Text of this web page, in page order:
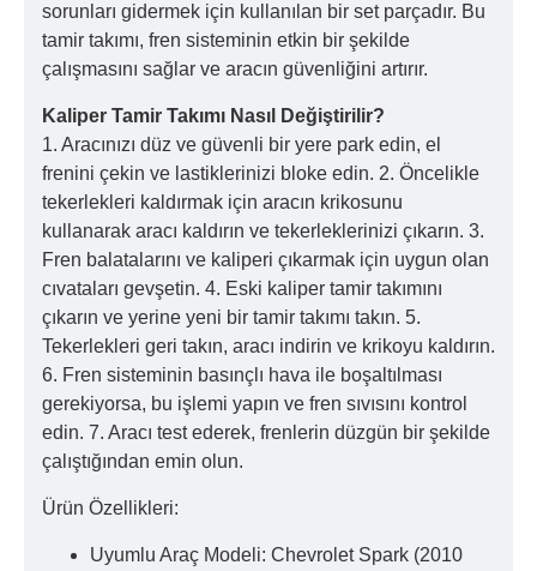
sorunları gidermek için kullanılan bir set parçadır. Bu
tamir takımı, fren sisteminin etkin bir şekilde
çalışmasını sağlar ve aracın güvenliğini artırır.
Kaliper Tamir Takımı Nasıl Değiştirilir?
1. Aracınızı düz ve güvenli bir yere park edin, el
frenini çekin ve lastiklerinizi bloke edin. 2. Öncelikle
tekerlekleri kaldırmak için aracın krikosunu
kullanarak aracı kaldırın ve tekerleklerinizi çıkarın. 3.
Fren balatalarını ve kaliperi çıkarmak için uygun olan
cıvataları gevşetin. 4. Eski kaliper tamir takımını
çıkarın ve yerine yeni bir tamir takımı takın. 5.
Tekerlekleri geri takın, aracı indirin ve krikoyu kaldırın.
6. Fren sisteminin basınçlı hava ile boşaltılması
gerekiyorsa, bu işlemi yapın ve fren sıvısını kontrol
edin. 7. Aracı test ederek, frenlerin düzgün bir şekilde
çalıştığından emin olun.
Ürün Özellikleri:
Uyumlu Araç Modeli: Chevrolet Spark (2010